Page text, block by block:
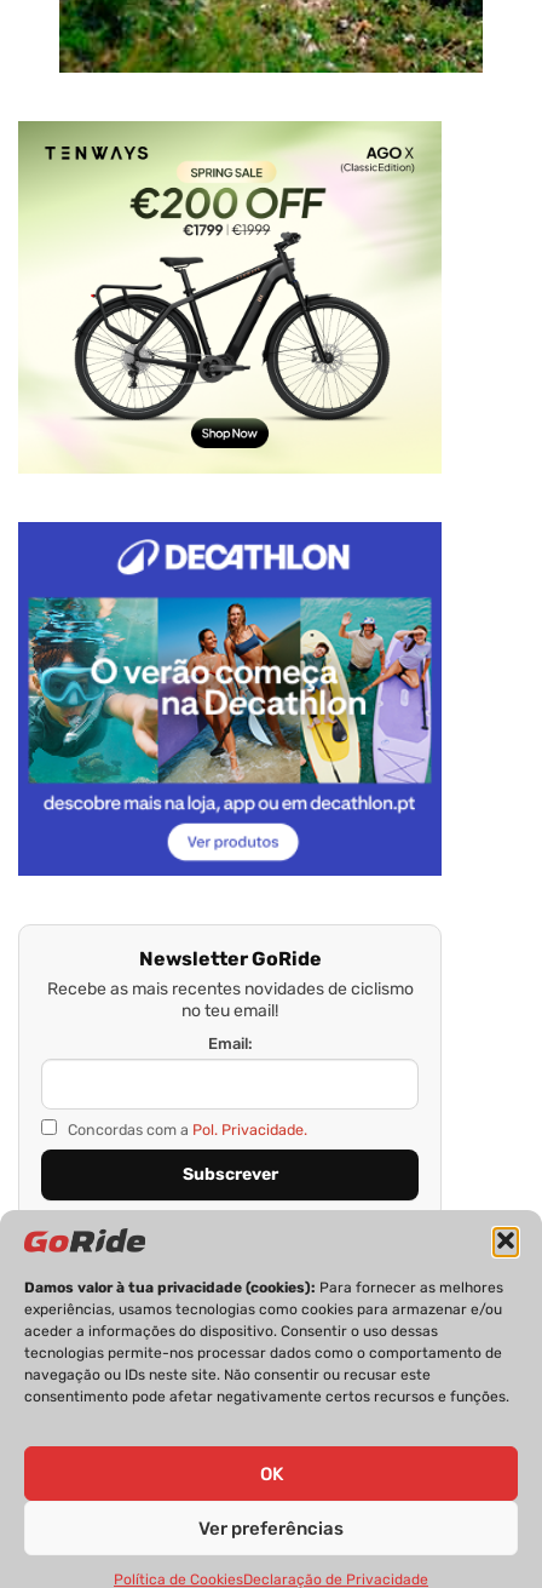
Damos valor à tua privacidade (cookies): Para fornecer as melhores
experiências, usamos tecnologias como cookies para armazenar e/ou
aceder a informações do dispositivo. Consentir o uso dessas
tecnologias permite-nos processar dados como o comportamento de
navegação ou IDs neste site. Não consentir ou recusar este
consentimento pode afetar negativamente certos recursos e funções.
OK
Ver preferências
Política de CookiesDeclaração de Privacidade
Newsletter GoRide
Recebe as mais recentes novidades de ciclismo
no teu email!
Email:
Concordas com a Pol. Privacidade.
PRIVACIDADE FICHA TÉCNICA
ESTATUTO EDITORIAL
GoRide 2026 | Todos os direitos reservados.